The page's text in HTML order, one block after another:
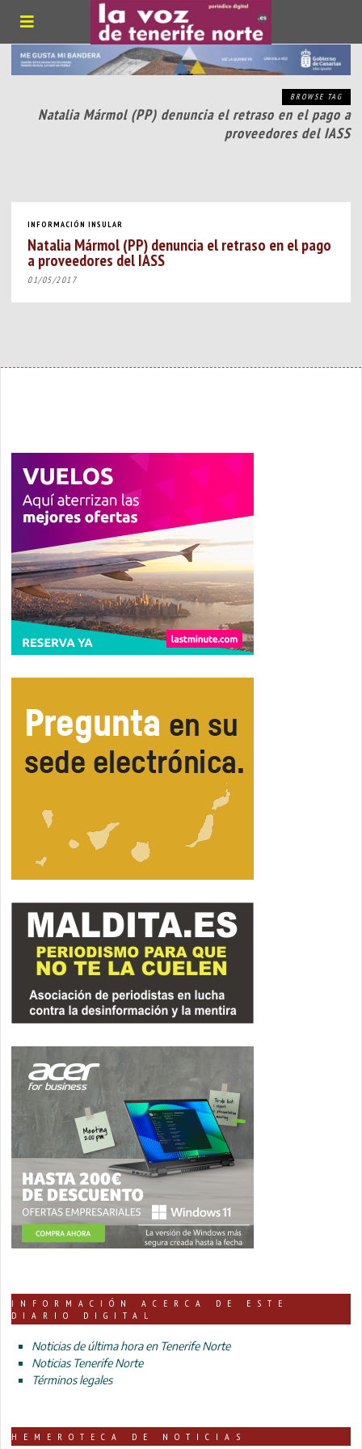
BROWSE TAG
Natalia Mármol (PP) denuncia el retraso en el pago a
proveedores del IASS
INFORMACIÓN INSULAR
Natalia Mármol (PP) denuncia el retraso en el pago
a proveedores del IASS
01/05/2017
INFORMACIÓN ACERCA DE ESTE
DIARIO DIGITAL
Noticias de última hora en Tenerife Norte
Noticias Tenerife Norte
Términos legales
HEMEROTECA DE NOTICIAS